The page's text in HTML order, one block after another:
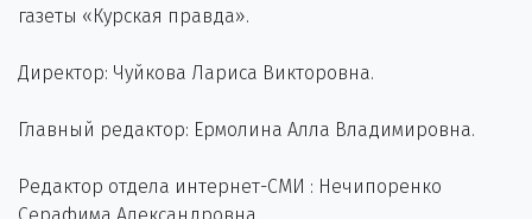
газеты «Курская правда».
Директор: Чуйкова Лариса Викторовна.
Главный редактор: Ермолина Алла Владимировна.
Редактор отдела интернет-СМИ : Нечипоренко